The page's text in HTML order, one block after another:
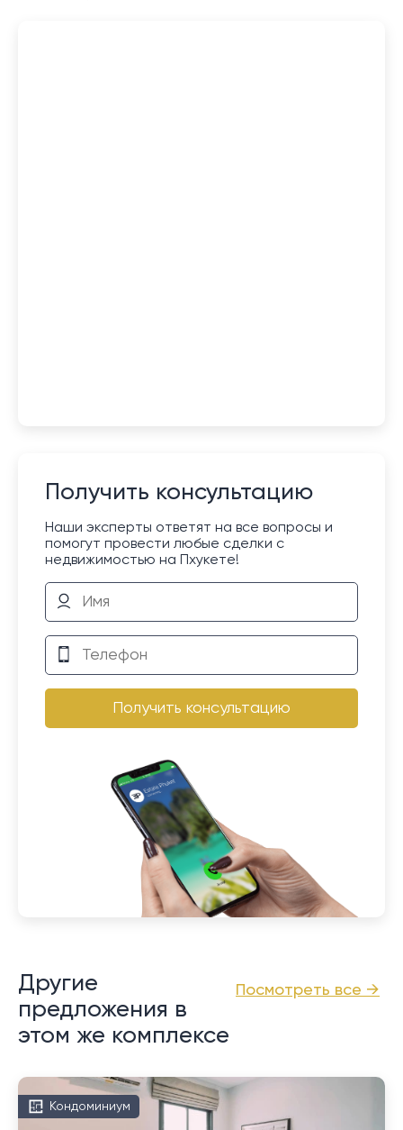
Получить консультацию
Наши эксперты ответят на все вопросы и
помогут провести любые сделки с
недвижимостью на Пхукете!
Получить консультацию
Посмотреть все →
Другие
предложения в
этом же комплексе
Кондоминиум